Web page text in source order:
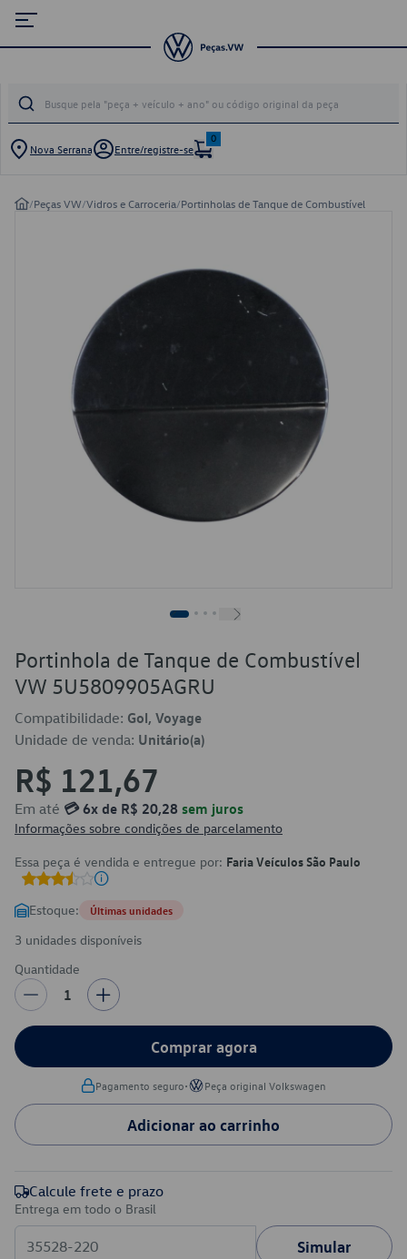
Nova Serrana Entre/registre-se
0
/Peças VW/Vidros e Carroceria/Portinholas de Tanque de Combustível
Portinhola de Tanque de Combustível
VW 5U5809905AGRU
Compatibilidade: Gol, Voyage
Unidade de venda: Unitário(a)
R$ 121,67
Em até 💳 6x de R$ 20,28 sem juros
Informações sobre condições de parcelamento
Essa peça é vendida e entregue por: Faria Veículos São Paulo
Estoque: Últimas unidades
3 unidades disponíveis
Quantidade
1
Comprar agora
Pagamento seguro• Peça original Volkswagen
Adicionar ao carrinho
Calcule frete e prazo
Entrega em todo o Brasil
Simular